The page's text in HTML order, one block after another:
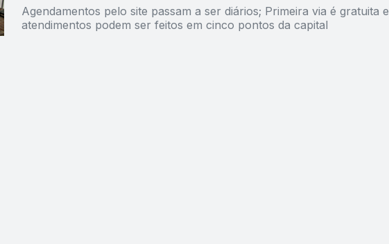
Agendamentos pelo site passam a ser diários; Primeira via é gratuita e
atendimentos podem ser feitos em cinco pontos da capital